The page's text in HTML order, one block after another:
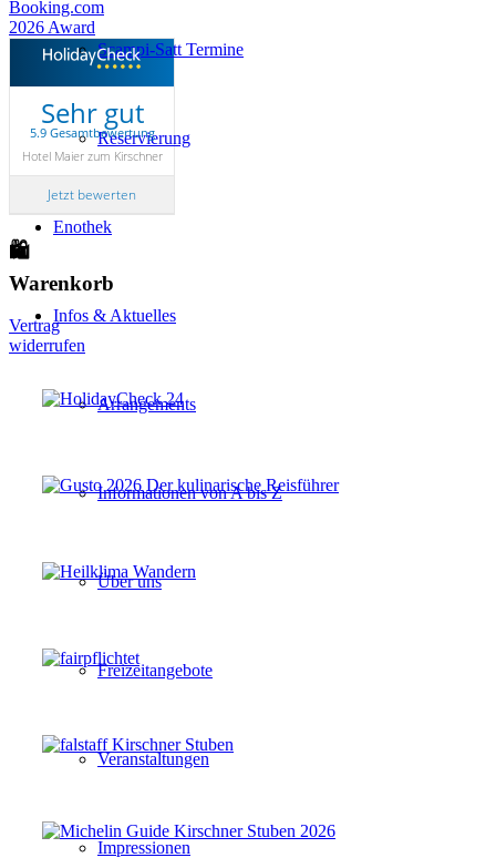
Scampi-Satt Termine
Reservierung
Enothek
Infos & Aktuelles
Arrangements
Informationen von A bis Z
Über uns
Freizeitangebote
Veranstaltungen
Impressionen
Sehr gut
5.9 Gesamtbewertung
Hotel Maier zum Kirschner
Jetzt bewerten
🛍
Warenkorb
Vertrag
widerrufen